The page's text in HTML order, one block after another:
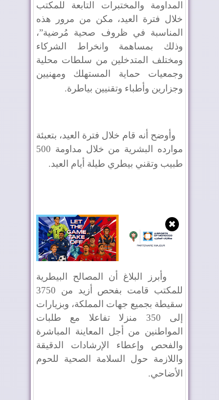
المداومة والمختبرات التابعة للمكتب
خلال فترة العيد، مكن من مرور هذه
المناسبة في ظروف صحية مُرضية”،
وذلك بمساهمة وانخراط الشركاء
ومختلف المتدخلين من سلطات محلية
وجمعيات حماية المستهلك ومهنيين
وجزارين وأطباء وتقنيين بياطرة.
وأوضح أنه قام خلال فترة العيد، بتعبئة
موارده البشرية من خلال مداومة 500
طبيب وتقني بيطري طيلة أيام العيد.
✖
وأبرز البلاغ أن المصالح البيطرية
للمكتب قامت بفحص أزيد من 3750
سقيطة بجميع جهات المملكة، وبزيارات
إلى 350 منزلا تفاعلا مع طلبات
المواطنين من أجل المعاينة المباشرة
والفحص وإعطاء الإرشادات الدقيقة
واللازمة حول السلامة الصحية للحوم
الأضاحي.